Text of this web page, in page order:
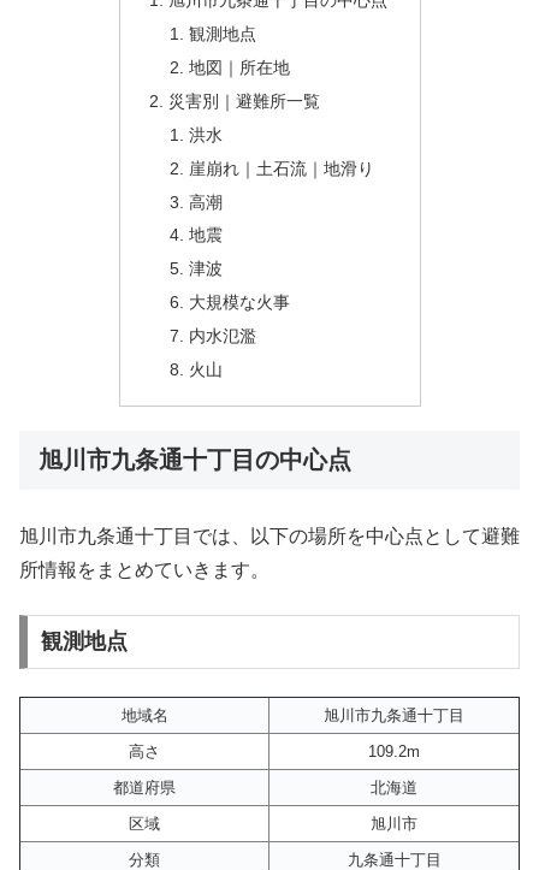
観測地点
地図｜所在地
災害別｜避難所一覧
洪水
崖崩れ｜土石流｜地滑り
高潮
地震
津波
大規模な火事
内水氾濫
火山
旭川市九条通十丁目の中心点
旭川市九条通十丁目では、以下の場所を中心点として避難
所情報をまとめていきます。
観測地点
地域名
旭川市九条通十丁目
高さ
109.2m
都道府県
北海道
区域
旭川市
分類
九条通十丁目